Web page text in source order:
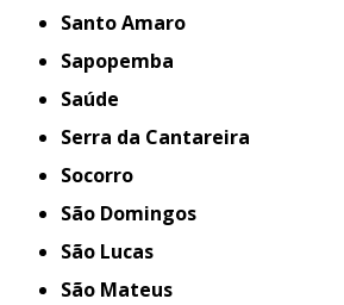
Santo Amaro
Sapopemba
Saúde
Serra da Cantareira
Socorro
São Domingos
São Lucas
São Mateus